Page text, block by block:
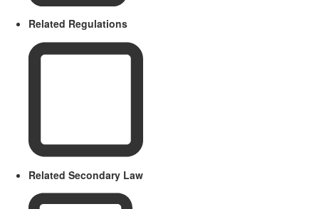
Related Regulations
Related Secondary Law